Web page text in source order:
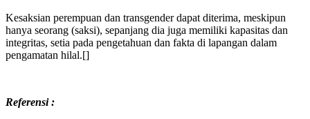
Kesaksian perempuan dan transgender dapat diterima, meskipun
hanya seorang (saksi), sepanjang dia juga memiliki kapasitas dan
integritas, setia pada pengetahuan dan fakta di lapangan dalam
pengamatan hilal.[]
Referensi :